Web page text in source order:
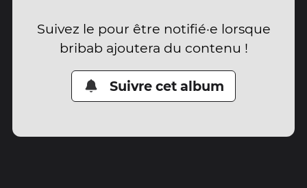
Suivez le pour être notifié·e lorsque
bribab ajoutera du contenu !
Suivre cet album